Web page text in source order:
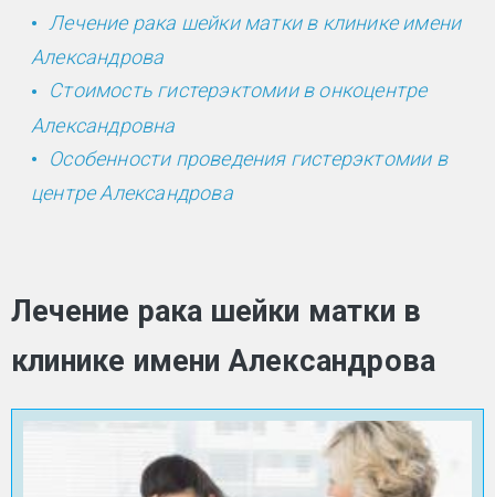
Лечение рака шейки матки в клинике имени
Александрова
Стоимость гистерэктомии в онкоцентре
Александровна
Особенности проведения гистерэктомии в
центре Александрова
Лечение рака шейки матки в
клинике имени Александрова